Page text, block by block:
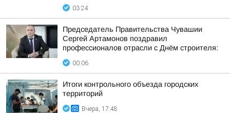
03:24
Председатель Правительства Чувашии
Сергей Артамонов поздравил
профессионалов отрасли с Днём строителя:
00:06
Итоги контрольного объезда городских
территорий
Вчера, 17:48